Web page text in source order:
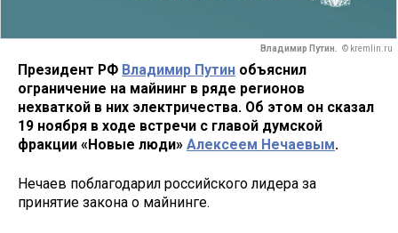
Владимир Путин. © kremlin.ru
Президент РФ Владимир Путин объяснил
ограничение на майнинг в ряде регионов
нехваткой в них электричества. Об этом он сказал
19 ноября в ходе встречи с главой думской
фракции «Новые люди» Алексеем Нечаевым.
Нечаев поблагодарил российского лидера за
принятие закона о майнинге.